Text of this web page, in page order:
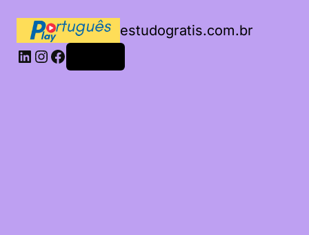
estudogratis.com.br
LinkedIn
Instagram
Facebook